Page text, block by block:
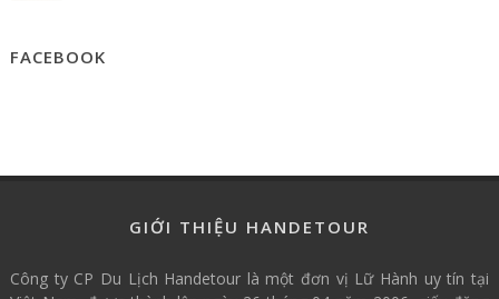
FACEBOOK
GIỚI THIỆU HANDETOUR
Công ty CP Du Lịch Handetour là một đơn vị Lữ Hành uy tín tại